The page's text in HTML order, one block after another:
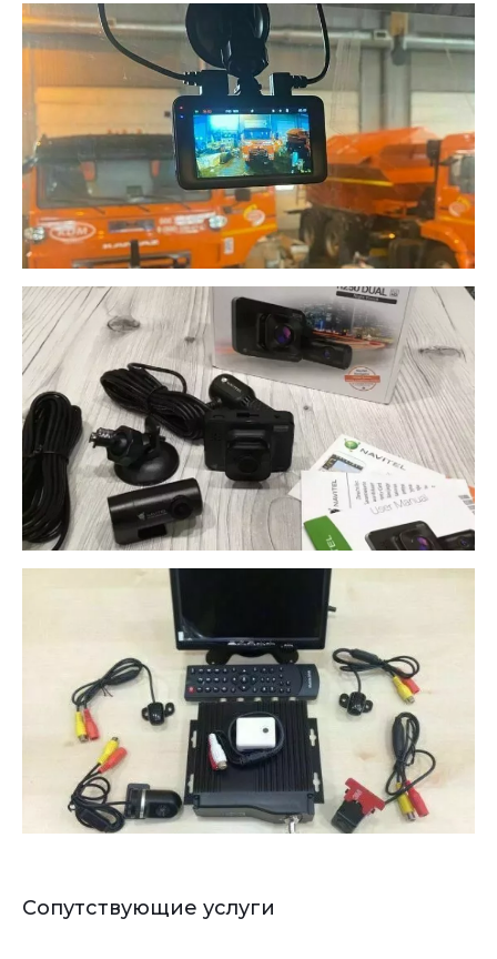
Сопутствующие услуги